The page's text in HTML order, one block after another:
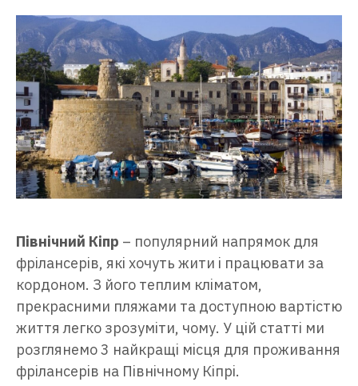
Північний Кіпр – популярний напрямок для
фрілансерів, які хочуть жити і працювати за
кордоном. З його теплим кліматом,
прекрасними пляжами та доступною вартістю
життя легко зрозуміти, чому. У цій статті ми
розглянемо 3 найкращі місця для проживання
фрілансерів на Північному Кіпрі.